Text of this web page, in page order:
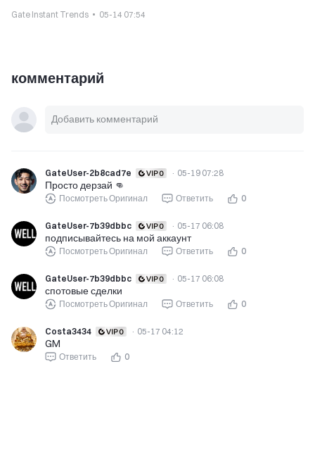
Gate Instant Trends 05-14 07:54
комментарий
GateUser-2b8cad7e · 05-19 07:28
Просто дерзай 👊
Посмотреть Оригинал Ответить 0
GateUser-7b39dbbc · 05-17 06:08
подписывайтесь на мой аккаунт
Посмотреть Оригинал Ответить 0
GateUser-7b39dbbc · 05-17 06:08
спотовые сделки
Посмотреть Оригинал Ответить 0
Costa3434 · 05-17 04:12
GM
Ответить 0